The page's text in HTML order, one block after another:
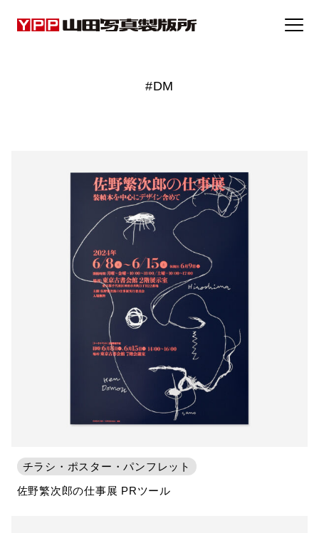
企業情報
採用情報
お問い合わせ
#DM
チラシ・ポスター・パンフレット
佐野繁次郎の仕事展 PRツール